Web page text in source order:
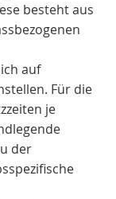
besteht aus
auf
Für die
je
der